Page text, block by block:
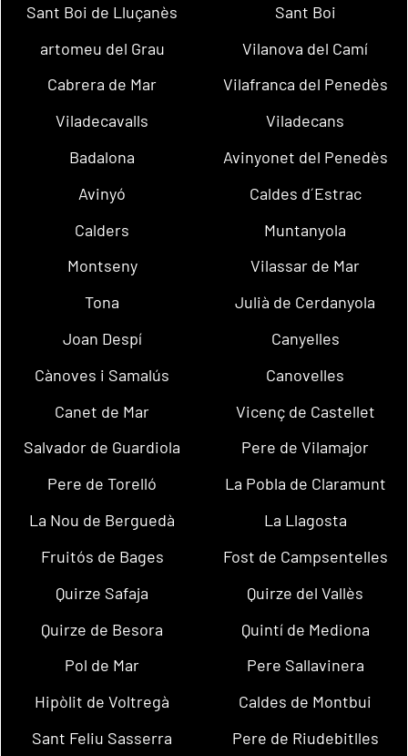
Sant Boi de Lluçanès
Sant Boi
artomeu del Grau
Vilanova del Camí
Cabrera de Mar
Vilafranca del Penedès
Viladecavalls
Viladecans
Badalona
Avinyonet del Penedès
Avinyó
Caldes d´Estrac
Calders
Muntanyola
Montseny
Vilassar de Mar
Tona
Julià de Cerdanyola
Joan Despí
Canyelles
Cànoves i Samalús
Canovelles
Canet de Mar
Vicenç de Castellet
Salvador de Guardiola
Pere de Vilamajor
Pere de Torelló
La Pobla de Claramunt
La Nou de Berguedà
La Llagosta
Fruitós de Bages
Fost de Campsentelles
Quirze Safaja
Quirze del Vallès
Quirze de Besora
Quintí de Mediona
Pol de Mar
Pere Sallavinera
Hipòlit de Voltregà
Caldes de Montbui
Sant Feliu Sasserra
Pere de Riudebitlles